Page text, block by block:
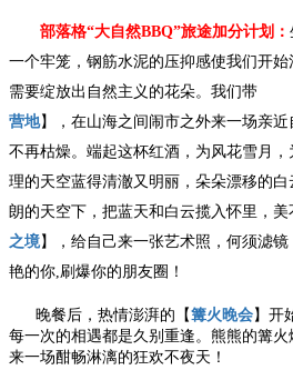
部落格“大自然BBQ”旅途加分计划：
一个牢笼，钢筋水泥的压抑感使我们开始
需要绽放出自然主义的花朵。我们带
营地】，在山海之间闹市之外来一场亲近
不再枯燥。端起这杯红酒，为风花雪月
理的天空蓝得清澈又明丽，朵朵漂移的
朗的天空下，把蓝天和白云揽入怀里，
之境】，给自己来一张艺术照，何须滤
艳的你 ,刷爆你的朋友圈！
晚餐后，热情澎湃的【篝火晚会】开
每一次的相遇都是久别重逢。熊熊的篝火
来一场酣畅淋漓的狂欢不夜天！